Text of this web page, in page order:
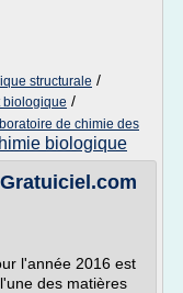
structurale /
biologique /
de chimie des
biologique
l'année 2016 est
des matières